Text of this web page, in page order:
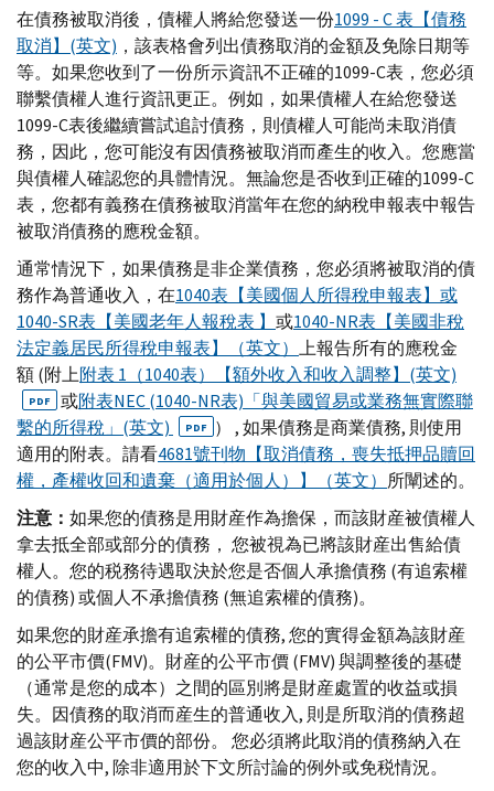
在債務被取消後，債權人將給您發送一份1099 - C 表【債務
取消】(英文) ，該表格會列出債務取消的金額及免除日期等
等。如果您收到了一份所示資訊不正確的1099-C表，您必須
聯繫債權人進行資訊更正。例如，如果債權人在給您發送
1099-C表後繼續嘗試追討債務，則債權人可能尚未取消債
務，因此，您可能沒有因債務被取消而產生的收入。您應當
與債權人確認您的具體情況。無論您是否收到正確的1099-C
表，您都有義務在債務被取消當年在您的納稅申報表中報告
被取消債務的應稅金額。
通常情況下，如果債務是非企業債務，您必須將被取消的債
務作為普通收入，在1040表【美國個人所得稅申報表】或
1040-SR表【美國老年人報稅表 】 或1040-NR表【美國非稅
法定義居民所得稅申報表】（英文） 上報告所有的應稅金
額 (附上附表 1（1040表）【額外收入和收入調整】(英文)
PDF 或附表NEC (1040-NR表)「與美國貿易或業務無實際聯
繫的所得稅」(英文)
PDF
） , 如果債務是商業債務, 則使用
適用的附表。請看4681號刊物【取消債務，喪失抵押品贖回
權，產權收回和遺棄（適用於個人）】（英文） 所闡述的。
注意： 如果您的債務是用財産作為擔保，而該財産被債權人
拿去抵全部或部分的債務， 您被視為已將該財産出售給債
權人。您的税務待遇取決於您是否個人承擔債務 (有追索權
的債務) 或個人不承擔債務 (無追索權的債務)。
如果您的財産承擔有追索權的債務, 您的實得金額為該財産
的公平市價(FMV)。財産的公平市價 (FMV) 與調整後的基礎
（通常是您的成本）之間的區別將是財産處置的收益或損
失。因債務的取消而産生的普通收入, 則是所取消的債務超
過該財産公平市價的部份。 您必須將此取消的債務納入在
您的收入中, 除非適用於下文所討論的例外或免税情況。